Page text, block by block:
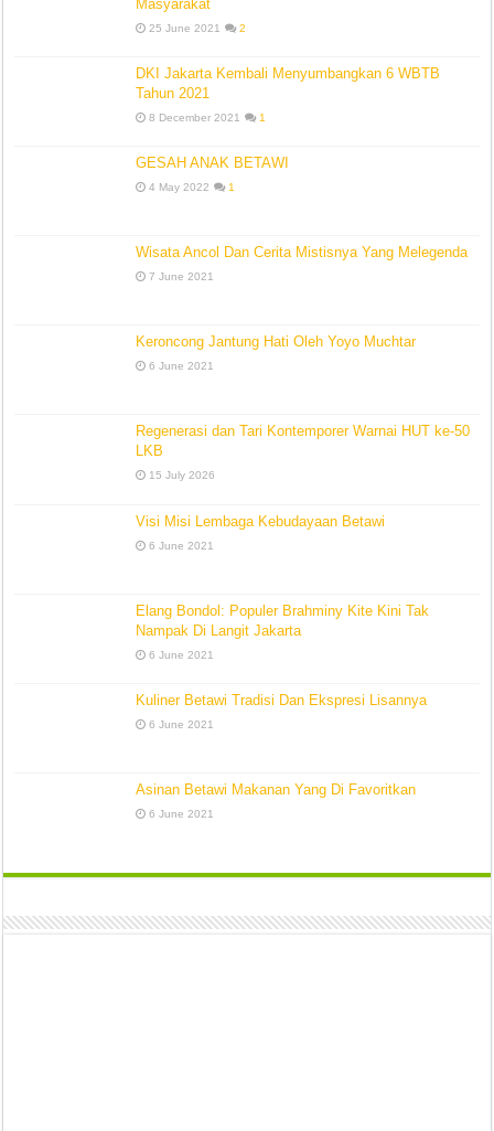
Masyarakat
25 June 2021 2
DKI Jakarta Kembali Menyumbangkan 6 WBTB
Tahun 2021
8 December 2021 1
GESAH ANAK BETAWI
4 May 2022 1
Wisata Ancol Dan Cerita Mistisnya Yang Melegenda
7 June 2021
Keroncong Jantung Hati Oleh Yoyo Muchtar
6 June 2021
Regenerasi dan Tari Kontemporer Warnai HUT ke-50
LKB
15 July 2026
Visi Misi Lembaga Kebudayaan Betawi
6 June 2021
Elang Bondol: Populer Brahminy Kite Kini Tak
Nampak Di Langit Jakarta
6 June 2021
Kuliner Betawi Tradisi Dan Ekspresi Lisannya
6 June 2021
Asinan Betawi Makanan Yang Di Favoritkan
6 June 2021